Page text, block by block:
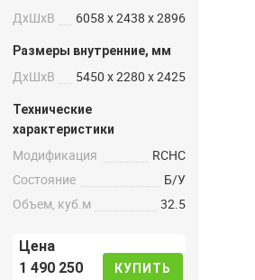
ДxШxВ 6058 x 2438 x 2896
Размеры внутренние, мм
ДxШxВ 5450 x 2280 x 2425
Технические
характеристики
Модификация
RCHC
Состояние
Б/У
Объем, куб.м
32.5
Цена
1 490 250
КУПИТЬ